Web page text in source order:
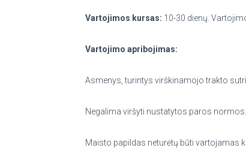
Vartojimos kursas: 10-30 dienų.
Vartojimo apribojimas:
Asmenys, turintys virškinamojo trakto
Negalima viršyti nustatytos paros normos.
Maisto papildas neturėtų būti vartojamas